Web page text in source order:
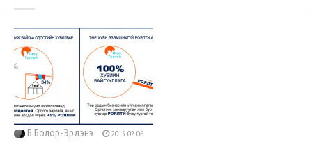
Б.Болор-Эрдэнэ 2015-02-06